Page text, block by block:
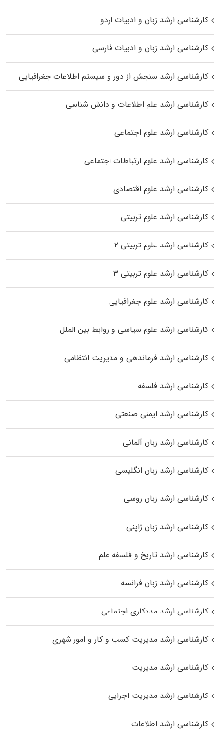
کارشناسی ارشد زبان و ادبیات اردو
کارشناسی ارشد زبان و ادبیات فارسی
کارشناسی ارشد سنجش از دور و سیستم اطلاعات جغرافیایی
کارشناسی ارشد علم اطلاعات و دانش شناسی
کارشناسی ارشد علوم اجتماعی
کارشناسی ارشد علوم ارتباطات اجتماعی
کارشناسی ارشد علوم اقتصادی
کارشناسی ارشد علوم تربیتی
کارشناسی ارشد علوم تربیتی ۲
کارشناسی ارشد علوم تربیتی ۳
کارشناسی ارشد علوم جغرافیایی
کارشناسی ارشد علوم سیاسی و روابط بین الملل
کارشناسی ارشد فرماندهی و مدیریت انتظامی
کارشناسی ارشد فلسفه
کارشناسی ارشد ایمنی صنعتی
کارشناسی ارشد زبان آلمانی
کارشناسی ارشد زبان انگلیسی
کارشناسی ارشد زبان روسی
کارشناسی ارشد زبان ژاپنی
کارشناسی ارشد تاریخ و فلسفه علم
کارشناسی ارشد زبان فرانسه
کارشناسی ارشد مددکاری اجتماعی
کارشناسی ارشد مدیریت کسب و کار و امور شهری
کارشناسی ارشد مدیریت
کارشناسی ارشد مدیریت اجرایی
کارشناسی ارشد اطلاعات